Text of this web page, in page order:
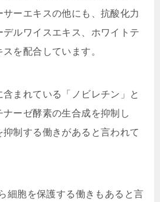
ーエキスの他にも、抗酸化力
ルワイスエキス、ホワイトテ
を配合しています。
まれている「ノビレチン」と
ーゼ酵素の生合成を抑制し
制する働きがあると言われて
細胞を保護する働きもあると言